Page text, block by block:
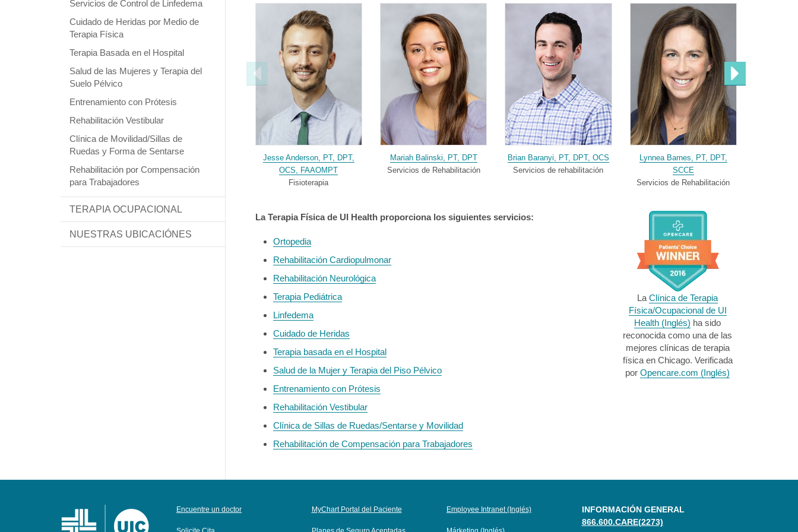
Servicios de Control de Linfedema
Cuidado de Heridas por Medio de
Terapia Física
Terapia Basada en el Hospital
Salud de las Mujeres y Terapia del
Suelo Pélvico
Entrenamiento con Prótesis
Rehabilitación Vestibular
Clínica de Movilidad/Sillas de
Ruedas y Forma de Sentarse
Rehabilitación por Compensación
para Trabajadores
TERAPIA OCUPACIONAL
NUESTRAS UBICACIÓNES
Jesse Anderson, PT, DPT,
OCS, FAAOMPT
Fisioterapia
Mariah Balinski, PT, DPT
Servicios de Rehabilitación
Brian Baranyi, PT, DPT, OCS
Servicios de rehabilitación
Lynnea Barnes, PT, DPT,
SCCE
Servicios de Rehabilitación
La Clínica de Terapia
Física/Ocupacional de UI
Health (Inglés) ha sido
reconocida como una de las
mejores clínicas de terapia
física en Chicago. Verificada
por Opencare.com (Inglés)
La Terapia Física de UI Health proporciona los siguientes servicios:
Ortopedia
Rehabilitación Cardiopulmonar
Rehabilitación Neurológica
Terapia Pediátrica
Linfedema
Cuidado de Heridas
Terapia basada en el Hospital
Salud de la Mujer y Terapia del Piso Pélvico
Entrenamiento con Prótesis
Rehabilitación Vestibular
Clínica de Sillas de Ruedas/Sentarse y Movilidad
Rehabilitación de Compensación para Trabajadores
Encuentre un doctor MyChart Portal del Paciente Employee Intranet (Inglés)
INFORMACIÓN GENERAL
866.600.CARE(2273)